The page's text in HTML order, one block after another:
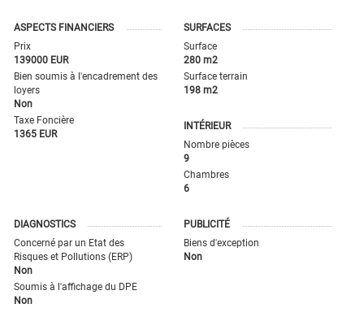
ASPECTS FINANCIERS
Prix
139000 EUR
Bien soumis à l'encadrement des
loyers
Non
Taxe Foncière
1365 EUR
SURFACES
Surface
280 m2
Surface terrain
198 m2
INTÉRIEUR
Nombre pièces
9
Chambres
6
DIAGNOSTICS
Concerné par un Etat des
Risques et Pollutions (ERP)
Non
Soumis à l'affichage du DPE
Non
PUBLICITÉ
Biens d'exception
Non